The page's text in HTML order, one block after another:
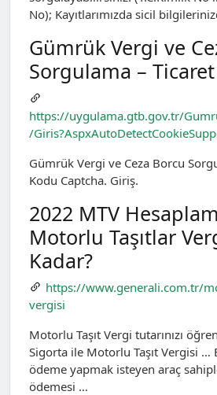
No); Kayıtlarımızda sicil
Gümrük Vergi ve
Sorgulama – Ticaret
https://uygulama.gtb.gov.tr/
/
Gümrük Vergi ve Ceza Borcu
Kodu Captcha. Giriş.
2022 MTV
Motorlu Taşıtlar
Kadar?
https://www.generali.com.tr/
vergisi
Motorlu Taşıt Vergi tutarınızı
Sigorta ile Motorlu Taşıt Vergisi …
ödeme yapmak isteyen araç
ödemesi …